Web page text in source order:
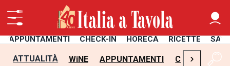
APPUNTAMENTI CHECK-IN HORECA RICETTE
ATTUALITÀ WiNE APPUNTAMENTI CHECK-IN
›